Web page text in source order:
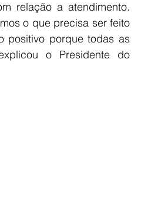
relação a atendimento.
o que precisa ser feito
positivo porque todas as
o Presidente do